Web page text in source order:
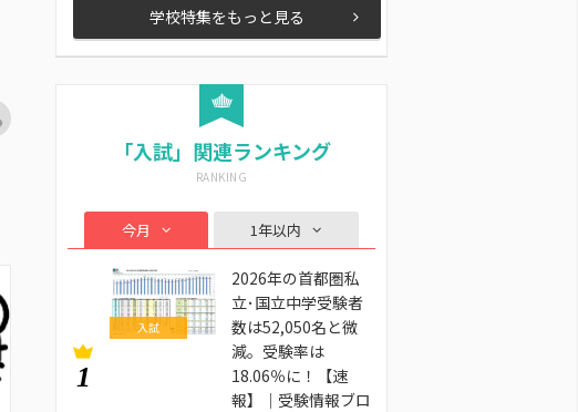
学校特集をもっと見る
「入試」関連ランキング
今月 1年以内
1
入試
2026年の首都圏私
立･国立中学受験者
数は52,050名と微
減。受験率は
18.06％に！【速
報】｜受験情報ブロ